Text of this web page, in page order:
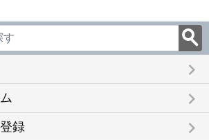
keyboard_arrow_right
keyboard_arrow_right
録 keyboard_arrow_right